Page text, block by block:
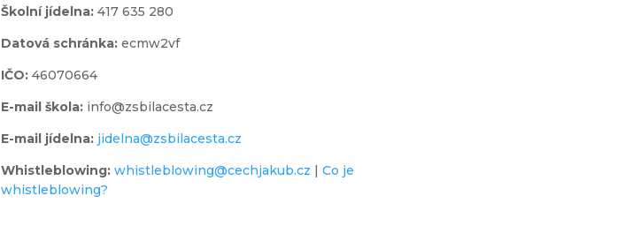
Školní jídelna:417 635 280
Datová schránka: ecmw2vf
IČO: 46070664
E-mail škola: info@zsbilacesta.cz
E-mail jídelna: jidelna@zsbilacesta.cz
Whistleblowing: whistleblowing@cechjakub.cz |Co je
whistleblowing?